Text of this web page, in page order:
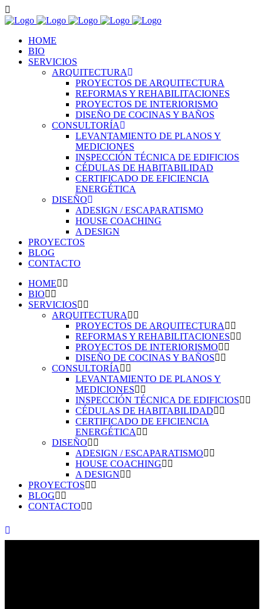
HOME
BIO
SERVICIOS
ARQUITECTURA
PROYECTOS DE ARQUITECTURA
REFORMAS Y REHABILITACIONES
PROYECTOS DE INTERIORISMO
DISEÑO DE COCINAS Y BAÑOS
CONSULTORÍA
LEVANTAMIENTO DE PLANOS Y
MEDICIONES
INSPECCIÓN TÉCNICA DE EDIFICIOS
CÉDULAS DE HABITABILIDAD
CERTIFICADO DE EFICIENCIA
ENERGÉTICA
DISEÑO
ADESIGN / ESCAPARATISMO
HOUSE COACHING
A DESIGN
PROYECTOS
BLOG
CONTACTO
HOME
BIO
SERVICIOS
ARQUITECTURA
PROYECTOS DE ARQUITECTURA
REFORMAS Y REHABILITACIONES
PROYECTOS DE INTERIORISMO
DISEÑO DE COCINAS Y BAÑOS
CONSULTORÍA
LEVANTAMIENTO DE PLANOS Y
MEDICIONES
INSPECCIÓN TÉCNICA DE EDIFICIOS
CÉDULAS DE HABITABILIDAD
CERTIFICADO DE EFICIENCIA
ENERGÉTICA
DISEÑO
ADESIGN / ESCAPARATISMO
HOUSE COACHING
A DESIGN
PROYECTOS
BLOG
CONTACTO